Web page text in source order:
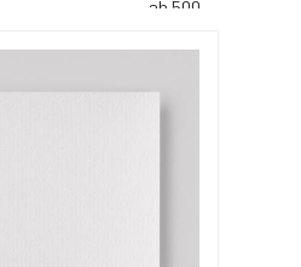
ab 500
0,76 €